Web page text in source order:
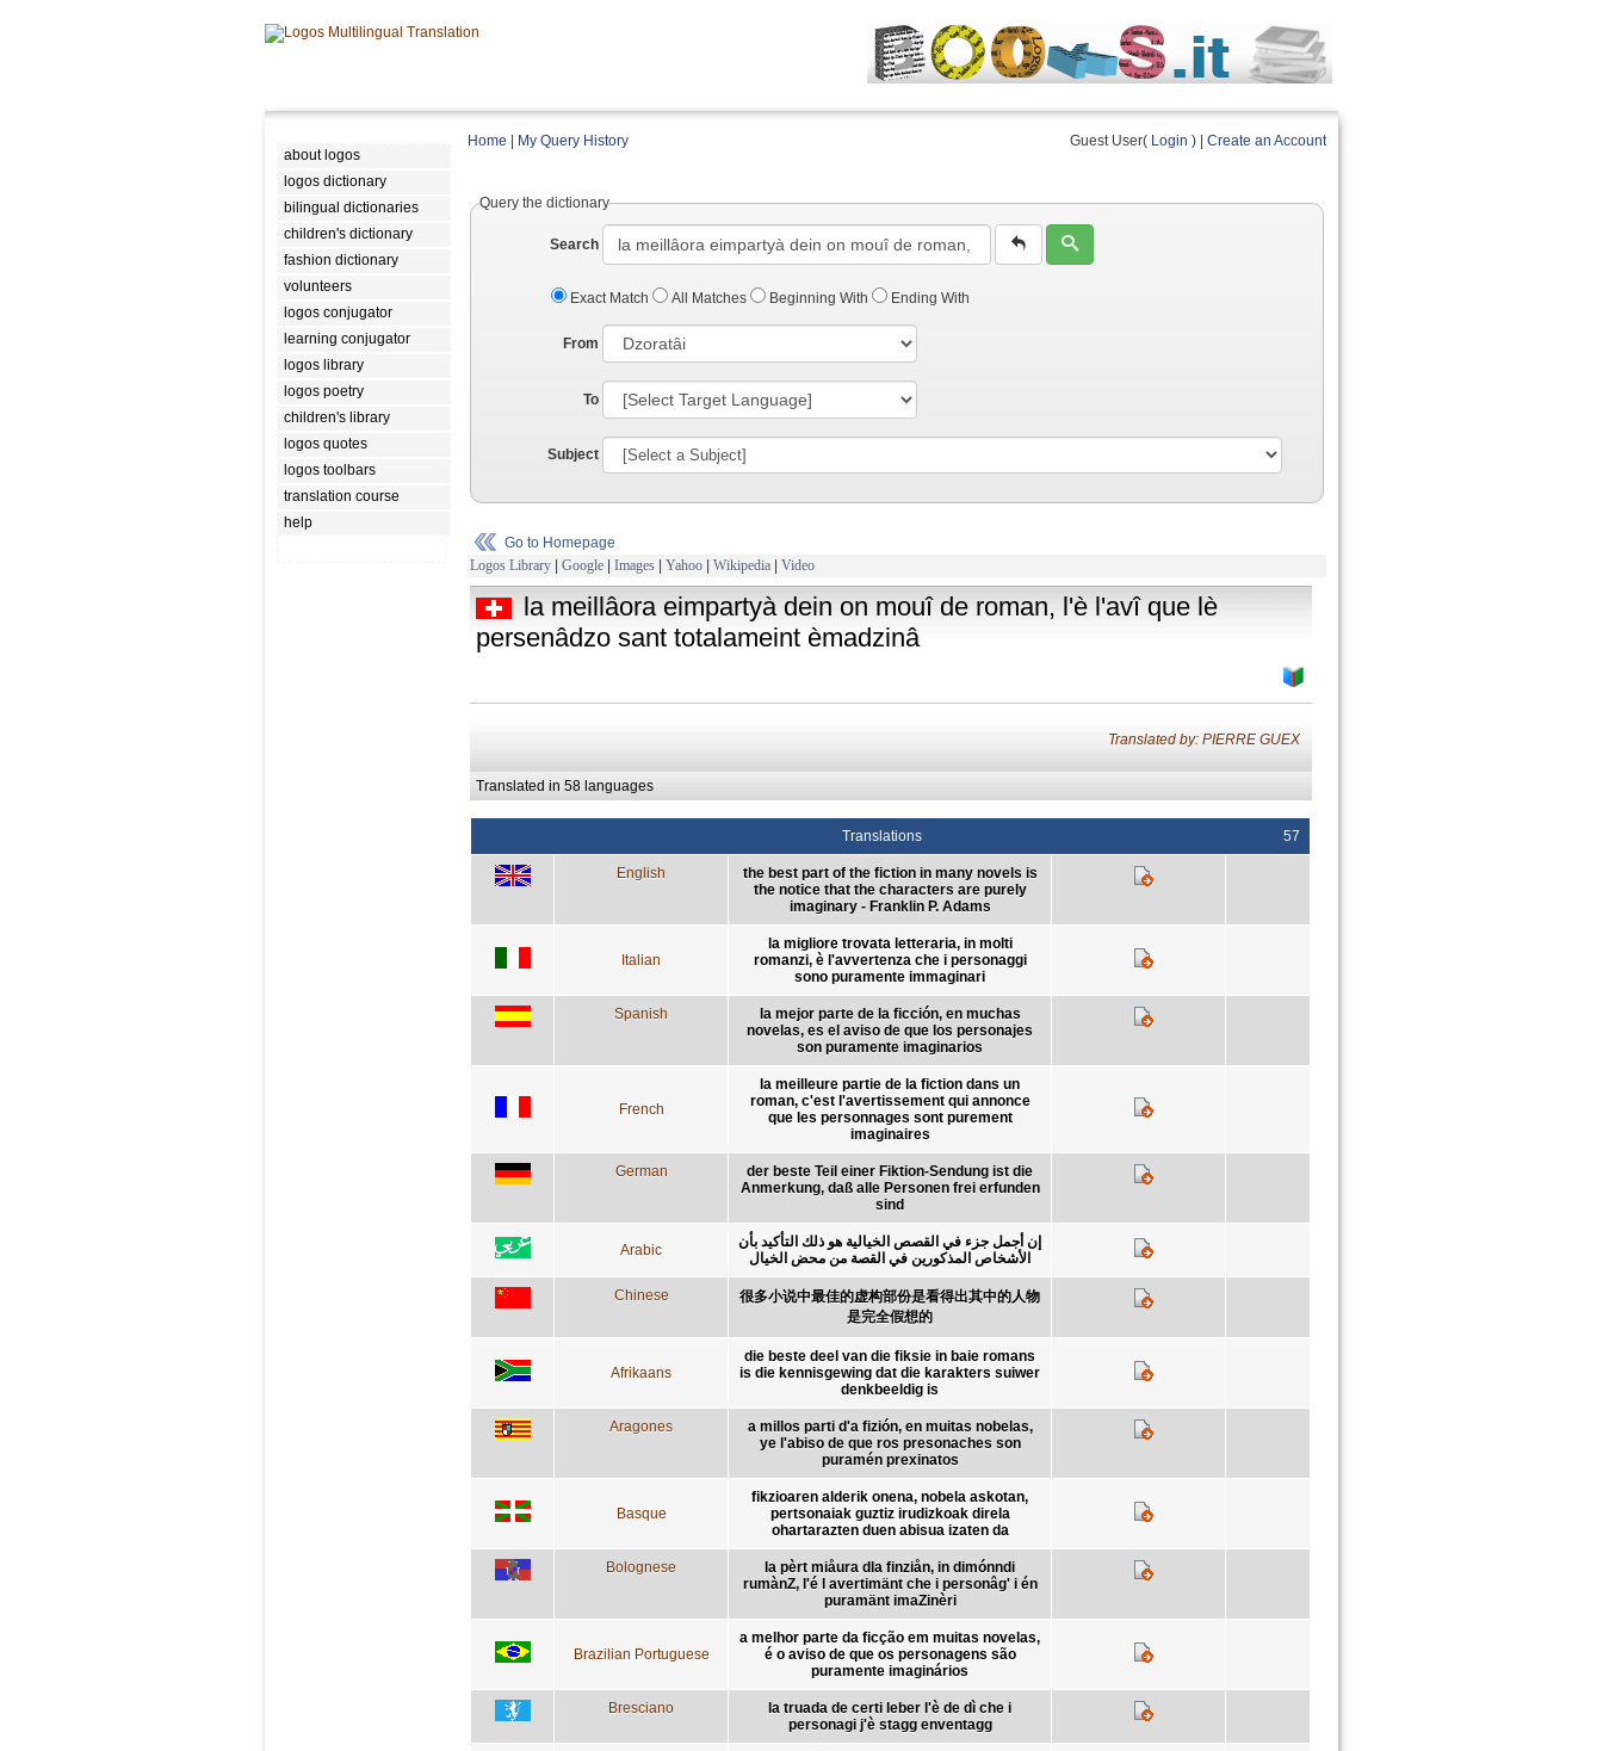
about logos
logos dictionary
bilingual dictionaries
children's dictionary
fashion dictionary
volunteers
logos conjugator
learning conjugator
logos library
logos poetry
children's library
logos quotes
logos toolbars
translation course
help
Home My Query History Guest User( Login ) | Create an Account
Query the dictionary
Search
Exact Match All Matches Beginning With Ending With
From
To
Subject
Go to Homepage
Logos Library | Google | Images | Yahoo | Wikipedia | Video
la meillâora eimpartyà dein on mouî de roman, l'è l'avî que lè
persenâdzo sant totalameint èmadzinâ
Translated by: PIERRE GUEX
Translated in 58 languages
Translations 57
English
the best part of the fiction in many novels is
the notice that the characters are purely
imaginary - Franklin P. Adams
Italian
la migliore trovata letteraria, in molti
romanzi, è l'avvertenza che i personaggi
sono puramente immaginari
Spanish
la mejor parte de la ficción, en muchas
novelas, es el aviso de que los personajes
son puramente imaginarios
French
la meilleure partie de la fiction dans un
roman, c'est l'avertissement qui annonce
que les personnages sont purement
imaginaires
German
der beste Teil einer Fiktion-Sendung ist die
Anmerkung, daß alle Personen frei erfunden
sind
Arabic
إن أجمل جزء في القصص الخيالية هو ذلك التأكيد بأن
الأشخاص المذكورين في القصة من محض الخيال
Chinese
很多小说中最佳的虚构部份是看得出其中的人物
是完全假想的
Afrikaans
die beste deel van die fiksie in baie romans
is die kennisgewing dat die karakters suiwer
denkbeeldig is
Aragones
a millos parti d'a fizión, en muitas nobelas,
ye l'abiso de que ros presonaches son
puramén prexinatos
Basque
fikzioaren alderik onena, nobela askotan,
pertsonaiak guztiz irudizkoak direla
ohartarazten duen abisua izaten da
Bolognese
la pèrt miåura dla finziån, in dimónndi
rumànZ, l'é l avertimänt che i personâg' i én
puramänt imaZinèri
Brazilian Portuguese
a melhor parte da ficção em muitas novelas,
é o aviso de que os personagens são
puramente imaginários
Bresciano
la truada de certi leber l'è de dì che i
personagi j'è stagg enventagg